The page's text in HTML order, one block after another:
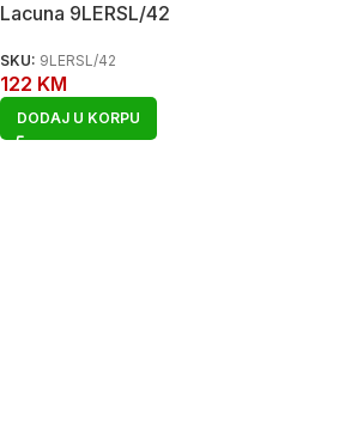
Lacuna 9LERSL/42
SKU: 9LERSL/42
122 KM
DODAJ U KORPU